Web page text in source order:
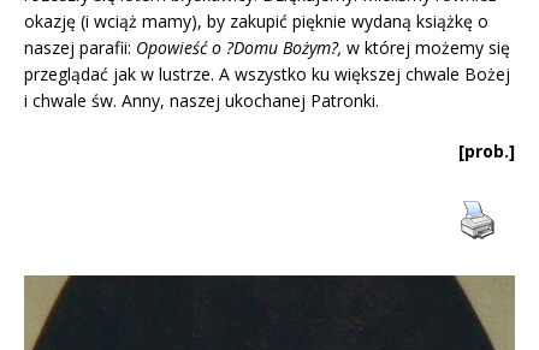
okazję (i wciąż mamy), by zakupić pięknie wydaną książkę o
naszej parafii: Opowieść o ?Domu Bożym?, w której możemy się
przeglądać jak w lustrze. A wszystko ku większej chwale Bożej
i chwale św. Anny, naszej ukochanej Patronki.
[prob.]